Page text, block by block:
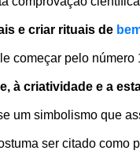
e criar rituais de
começar pelo
à criatividade e a
um simbolismo que
ser citado como